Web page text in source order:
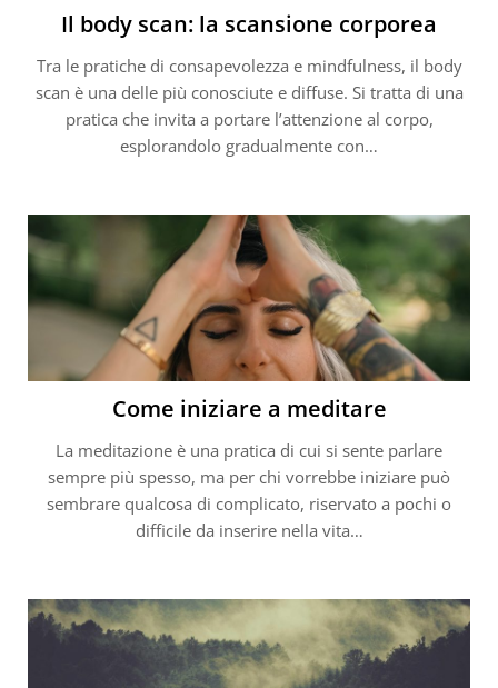
Il body scan: la scansione corporea
Tra le pratiche di consapevolezza e mindfulness, il body
scan è una delle più conosciute e diffuse. Si tratta di una
pratica che invita a portare l’attenzione al corpo,
esplorandolo gradualmente con…
Come iniziare a meditare
La meditazione è una pratica di cui si sente parlare
sempre più spesso, ma per chi vorrebbe iniziare può
sembrare qualcosa di complicato, riservato a pochi o
difficile da inserire nella vita…